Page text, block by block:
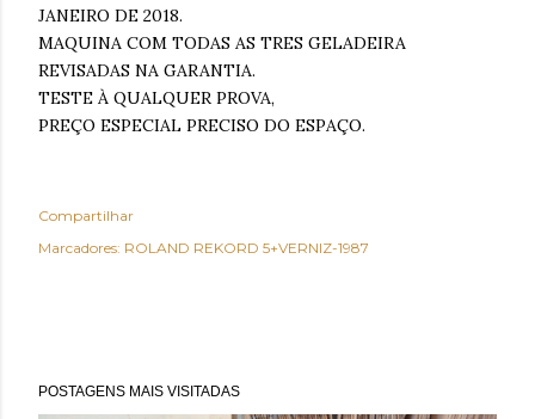
JANEIRO DE 2018.
MAQUINA COM TODAS AS TRES GELADEIRA
REVISADAS NA GARANTIA.
TESTE À QUALQUER PROVA,
PREÇO ESPECIAL PRECISO DO ESPAÇO.
Compartilhar
Marcadores: ROLAND REKORD 5+VERNIZ-1987
POSTAGENS MAIS VISITADAS